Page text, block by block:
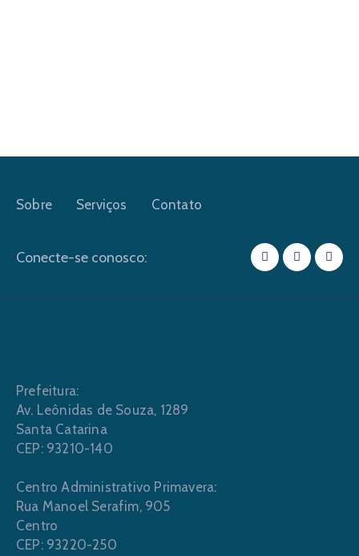
Sobre Serviços Contato
Conecte-se conosco:
Prefeitura:
Av. Leônidas de Souza, 1289
Santa Catarina
CEP: 93210-140
Centro Administrativo Primavera:
Rua Manoel Serafim, 905
Centro
CEP: 93220-250